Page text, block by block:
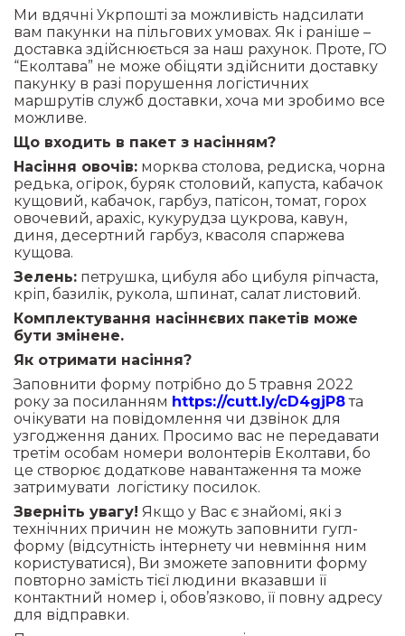
Ми вдячні Укрпошті за можливість надсилати
вам пакунки на пільгових умовах. Як і раніше –
доставка здійснюється за наш рахунок. Проте, ГО
“Еколтава” не може обіцяти здійснити доставку
пакунку в разі порушення логістичних
маршрутів служб доставки, хоча ми зробимо все
можливе.
Що входить в пакет з насінням?
Насіння овочів: морква столова, редиска, чорна
редька, огірок, буряк столовий, капуста, кабачок
кущовий, кабачок, гарбуз, патісон, томат, горох
овочевий, арахіс, кукурудза цукрова, кавун,
диня, десертний гарбуз, квасоля спаржева
кущова.
Зелень: петрушка, цибуля або цибуля ріпчаста,
кріп, базилік, рукола, шпинат, салат листовий.
Комплектування насіннєвих пакетів може
бути змінене.
Як отримати насіння?
Заповнити форму потрібно до 5 травня 2022
року за посиланням https://cutt.ly/cD4gjP8та
очікувати на повідомлення чи дзвінок для
узгодження даних. Просимо вас не передавати
третім особам номери волонтерів Еколтави, бо
це створює додаткове навантаження та може
затримувати логістику посилок.
Зверніть увагу! Якщо у Вас є знайомі, які з
технічних причин не можуть заповнити гугл-
форму (відсутність інтернету чи невміння ним
користуватися), Ви зможете заповнити форму
повторно замість тієї людини вказавши її
контактний номер і, обов’язково, її повну адресу
для відправки.